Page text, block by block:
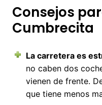
Consejos
Cumbrecita
La carretera es
no caben dos
vienen de frente.
que tiene menos